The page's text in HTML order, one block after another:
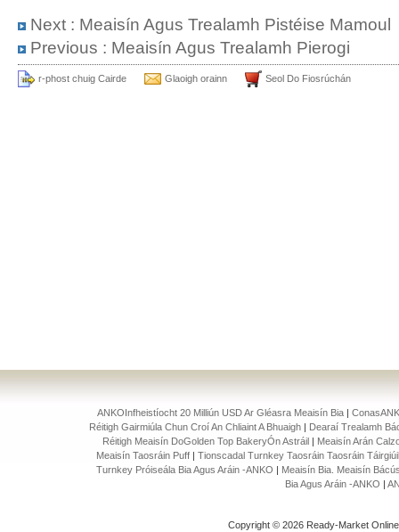
Next : Meaisín Agus Trealamh Pistéise Mamoul
Previous : Meaisín Agus Trealamh Pierogi
r-phost chuig Cairde Glaoigh orainn Seol Do Fiosrúchán
ANKOInfheistíocht 20 Milliún USD Ar Gléasra Meaisín Bia |
Réitigh Gairmiúla Chun Croí An Chliaint A Bhuaigh | Dearaí Trealamh
Réitigh Meaisín DoGolden Top BakeryÓn Astráil | Meaisín Arán
Meaisín Taosráin Puff | Tionscadal Turnkey Taosráin Taosráin
Turnkey Próiseála Bia Agus Aráin -ANKO | Meaisín Bia. Meaisín
Bia Agus Aráin -ANKO |
Copyright © 2026 Ready-Market